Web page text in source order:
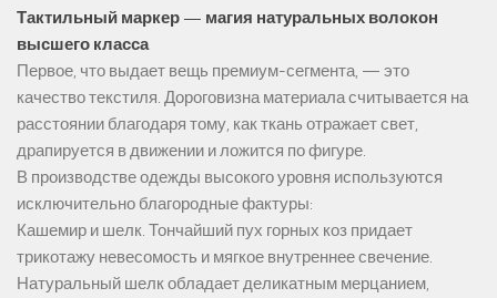
Тактильный маркер — магия натуральных волокон
высшего класса
Первое, что выдает вещь премиум-сегмента, — это
качество текстиля. Дороговизна материала считывается на
расстоянии благодаря тому, как ткань отражает свет,
драпируется в движении и ложится по фигуре.
В производстве одежды высокого уровня используются
исключительно благородные фактуры:
Кашемир и шелк. Тончайший пух горных коз придает
трикотажу невесомость и мягкое внутреннее свечение.
Натуральный шелк обладает деликатным мерцанием,